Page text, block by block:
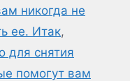
никогда не
ее. Итак,
для снятия
помогут вам